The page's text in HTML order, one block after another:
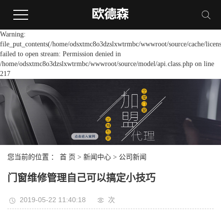
Warning:
file_put_contents(/home/odsxtmc8o3dzslxwtrmbc/wwwroot/source/cache/
failed to open stream: Permission denied in
/home/odsxtmc8o3dzslxwtrmbc/wwwroot/source/model/api.class.php on line
217
您当前的位置 ： 首 页 > 新闻中心 > 公司新闻
门窗维修管理自己可以搞定小技巧
2019-05-22 11:40:18 次